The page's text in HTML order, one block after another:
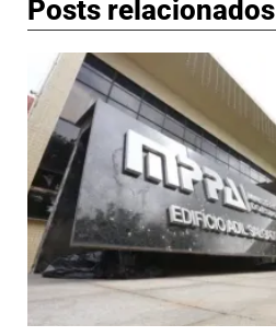
Posts relacionados